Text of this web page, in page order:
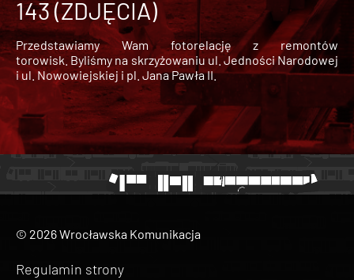
143 (ZDJĘCIA)
Przedstawiamy Wam fotorelację z remontów
torowisk. Byliśmy na skrzyżowaniu ul. Jedności Narodowej
i ul. Nowowiejskiej i pl. Jana Pawła II.
© 2026 Wrocławska Komunikacja
Regulamin strony